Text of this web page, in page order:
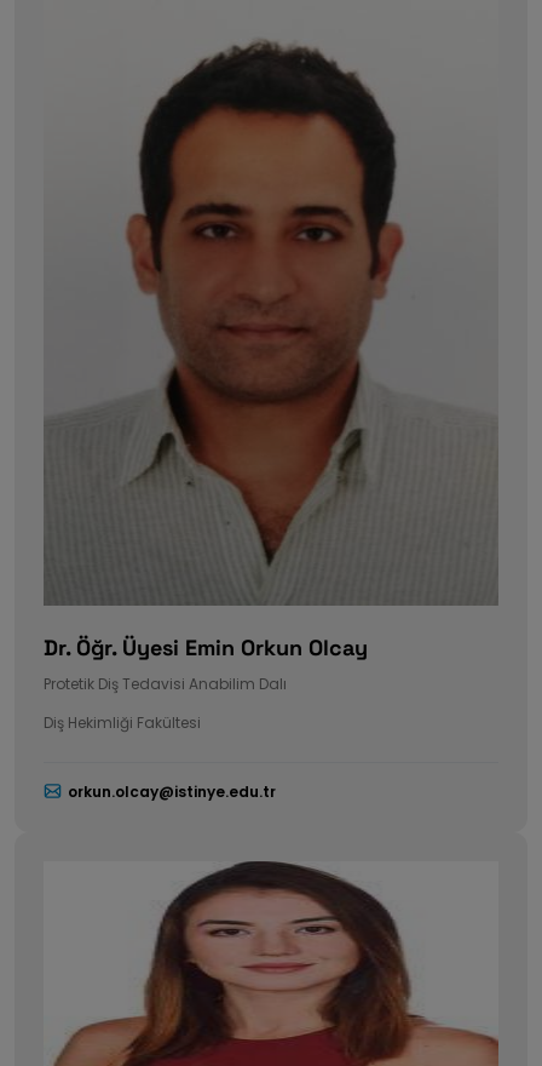
Dr. Öğr. Üyesi Emin Orkun Olcay
Protetik Diş Tedavisi Anabilim Dalı
Diş Hekimliği Fakültesi
orkun.olcay@istinye.edu.tr